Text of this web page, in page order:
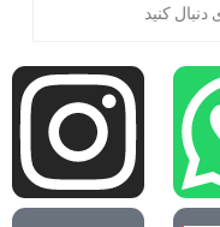
کنید